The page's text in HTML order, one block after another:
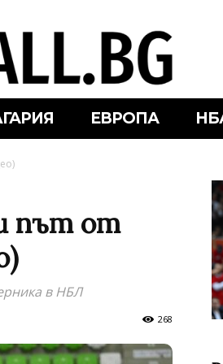
ЕВРОПА
път от
в НБЛ
268